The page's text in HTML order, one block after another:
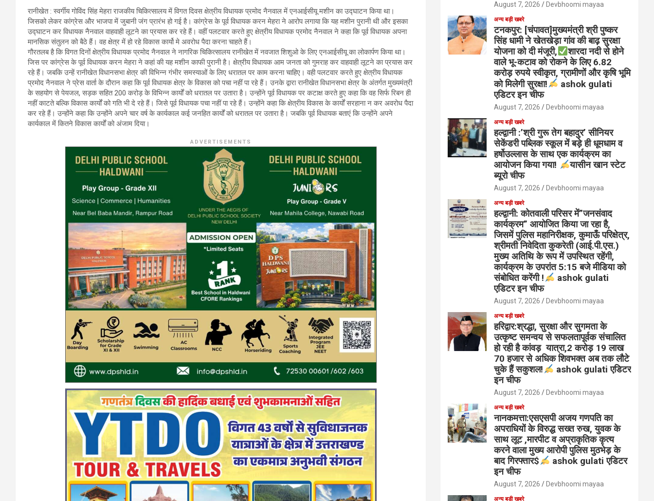
रानीखेत : स्वर्गीय गोविंद सिंह मेहरा राजकीय चिकित्सालय में विगत दिवस क्षेत्रीय विधायक प्रमोद नैनवाल में एनआईसीयू मशीन का उद्घाटन किया था।
जिसको लेकर कांग्रेस और भाजपा में जुबानी जंग प्रारंभ हो गई है। कांग्रेस के पूर्व विधायक करन मेहरा ने आरोप लगाया कि यह मशीन पुरानी थी और इसका
उद्घाटन कर विधायक नैनवाल वाहवाही लूटने का प्रयास कर रहे हैं। वहीं पलटवार करते हुए क्षेत्रीय विधायक प्रमोद नैनवाल ने कहा कि पूर्व विधायक अपना
मानसिक संतुलन को बैठे हैं। वह क्षेत्र में हो रहे विकास कार्यो मे अवरोध पैदा करना चाहते हैं।
गौरतलब है कि विगत दिनों क्षेत्रीय विधायक प्रमोद नैनवाल ने नागरिक चिकित्सालय रानीखेत में नवजात शिशुओ के लिए एनआईसीयू का लोकार्पण किया था।
जिस पर कांग्रेस के पूर्व विधायक करन मेहरा ने कहां की यह मशीन काफी पुरानी है। क्षेत्रीय विधायक आम जनता को गुमराह कर वाहवाही लूटने का प्रयास कर
रहे हैं। जबकि उन्हें रानीखेत विधानसभा क्षेत्र की विभिन्न गंभीर समस्याओं के लिए धरातल पर काम करना चाहिए। वही पलटवार करते हुए क्षेत्रीय विधायक
प्रमोद नैनवाल ने प्रेस वार्ता के दौरान कहा कि पूर्व विधायक क्षेत्र के विकास को पचा नहीं पा रहे हैं। उनके द्वारा रानीखेत विधानसभा क्षेत्र के अंतर्गत मुख्यमंत्री
के सहयोग से पेयजल, सड़क सहित 200 करोड़ के विभिन्न कार्यों को धरातल पर उतारा है। उन्होंने पूर्व विधायक पर कटाक्ष करते हुए कहा कि वह सिर्फ रिबन ही
नहीं काटते बल्कि विकास कार्यों को गति भी दे रहे हैं। जिसे पूर्व विधायक पचा नहीं पा रहे हैं। उन्होंने कहा कि क्षेत्रीय विकास के कार्यों सरहाना न कर अवरोध पैदा
कर रहे हैं। उन्होंने कहा कि उन्होंने अपने चार वर्ष के कार्यकाल कई जनहित कार्यों को धरातल पर उतारा है। जबकि पूर्व विधायक बताएं कि उन्होंने अपने
कार्यकाल में कितने विकास कार्यों को अंजाम दिया।
ADVERTISEMENTS
August 7, 2026 Devbhoomi mayaa
अन्य बड़ी खबरे
टनकपुर: [चंपावत]मुख्यमंत्री श्री पुष्कर
सिंह धामी ने खेतखेड़ा गांव की बाढ़ सुरक्षा
योजना को दी मंजूरी,
शारदा नदी से होने
वाले भू-कटाव को रोकने के लिए 6.82
करोड़ रुपये स्वीकृत, ग्रामीणों और कृषि भूमि
को मिलेगी सुरक्षा!
ashok gulati
एडिटर इन चीफ
August 7, 2026 Devbhoomi mayaa
अन्य बड़ी खबरे
हल्द्वानी :’श्री गुरू तेग बहादुर’ सीनियर
सेकेंडरी पब्लिक स्कूल में बड़े ही धूमधाम व
हर्षोउल्लास के साथ एक कार्यक्रम का
आयोजन किया गया!
यासीन खान स्टेट
ब्यूरो चीफ
August 7, 2026 Devbhoomi mayaa
अन्य बड़ी खबरे
हल्द्वानी: कोतवाली परिसर में”जनसंवाद
कार्यक्रम” आयोजित किया जा रहा है,
जिसमें पुलिस महानिरीक्षक, कुमाऊँ परिक्षेत्र,
श्रीमती निवेदिता कुकरेती (आई.पी.एस.)
मुख्य अतिथि के रूप में उपस्थित रहेंगी,
कार्यक्रम के उपरांत 5:15 बजे मीडिया को
संबोधित करेंगी !
ashok gulati
एडिटर इन चीफ
August 7, 2026 Devbhoomi mayaa
अन्य बड़ी खबरे
हरिद्वार:श्रद्धा, सुरक्षा और सुगमता के
उत्कृष्ट समन्वय से सफलतापूर्वक संचालित
हो रही है कांवड़ यात्रा,2 करोड़ 19 लाख
70 हजार से अधिक शिवभक्त अब तक लौटे
चुके हैं सकुशल!
ashok gulati एडिटर
इन चीफ
August 7, 2026 Devbhoomi mayaa
अन्य बड़ी खबरे
नानकमत्ता:एसएसपी अजय गणपति का
अपराधियों के विरुद्ध सख्त रुख, युवक के
साथ लूट ,मारपीट व अप्राकृतिक कृत्य
करने वाला मुख्य आरोपी पुलिस मुठभेड़ के
बाद गिरफ्तार$
ashok gulati एडिटर
इन चीफ
August 7, 2026 Devbhoomi mayaa
अन्य बड़ी खबरे